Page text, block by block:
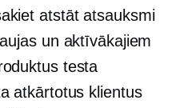
atstāt atsauksmi
un aktīvākajiem
testa
atkārtotus klientus